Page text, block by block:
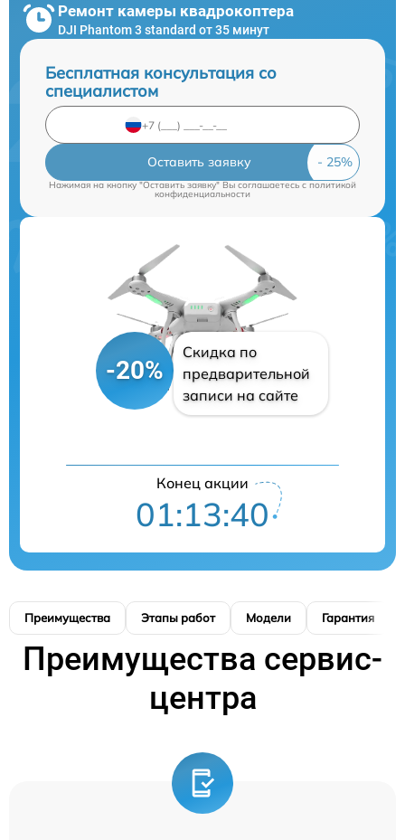
Ремонт камеры квадрокоптера
DJI Phantom 3 standard от 35 минут
Бесплатная консультация со
специалистом
Оставить заявку
Нажимая на кнопку "Оставить заявку" Вы соглашаетесь cполитикой
конфиденциальности
-20%
Скидка по
предварительной
записи на сайте
Конец акции
01:13:39
Преимущества Этапы работ Модели Гарантия
Преимущества сервис-
центра